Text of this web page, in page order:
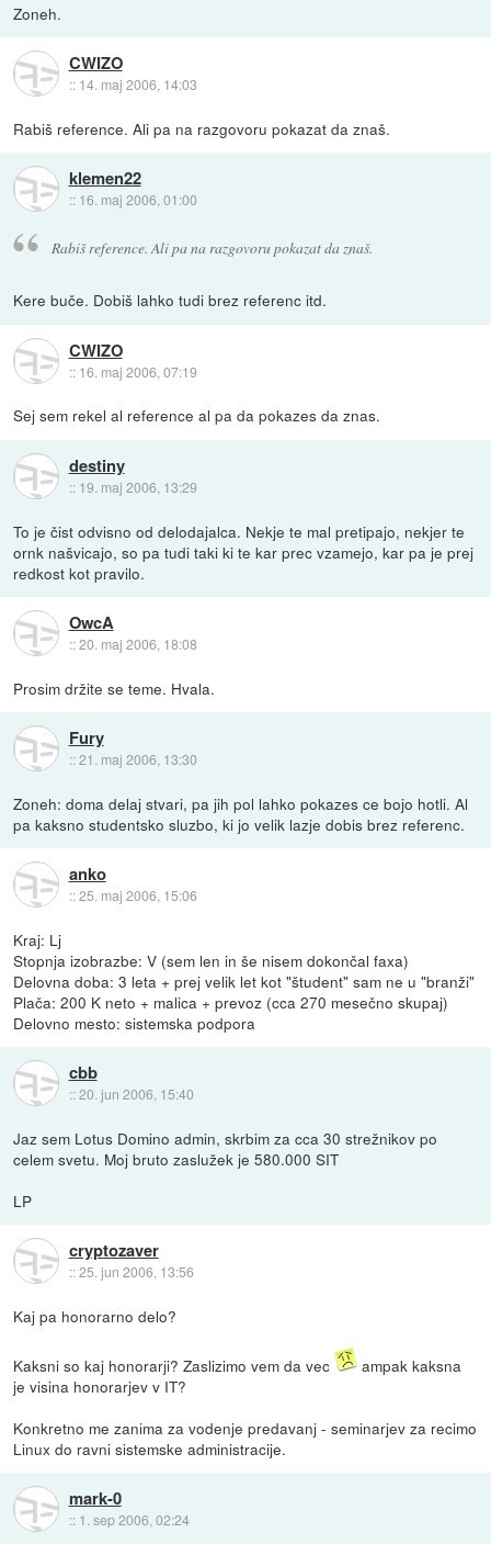
Zoneh.
CWIZO
:: 14. maj 2006, 14:03
Rabiš reference. Ali pa na razgovoru pokazat da znaš.
klemen22
:: 16. maj 2006, 01:00
Rabiš reference. Ali pa na razgovoru pokazat da znaš.
Kere buče. Dobiš lahko tudi brez referenc itd.
CWIZO
:: 16. maj 2006, 07:19
Sej sem rekel al reference al pa da pokazes da znas.
destiny
:: 19. maj 2006, 13:29
To je čist odvisno od delodajalca. Nekje te mal pretipajo, nekjer te
ornk našvicajo, so pa tudi taki ki te kar prec vzamejo, kar pa je prej
redkost kot pravilo.
OwcA
::20. maj 2006, 18:08
Prosim držite se teme. Hvala.
Fury
::21. maj 2006, 13:30
Zoneh: doma delaj stvari, pa jih pol lahko pokazes ce bojo hotli. Al
pa kaksno studentsko sluzbo, ki jo velik lazje dobis brez referenc.
anko
::25. maj 2006, 15:06
Kraj: Lj
Stopnja izobrazbe: V (sem len in še nisem dokončal faxa)
Delovna doba: 3 leta + prej velik let kot "študent" sam ne u "branži"
Plača: 200 K neto + malica + prevoz (cca 270 mesečno skupaj)
Delovno mesto: sistemska podpora
cbb
::20. jun 2006, 15:40
Jaz sem Lotus Domino admin, skrbim za cca 30 strežnikov po
celem svetu. Moj bruto zaslužek je 580.000 SIT
LP
cryptozaver
::25. jun 2006, 13:56
Kaj pa honorarno delo?
Kaksni so kaj honorarji? Zaslizimo vem da vec
ampak kaksna
je visina honorarjev v IT?
Konkretno me zanima za vodenje predavanj - seminarjev za recimo
Linux do ravni sistemske administracije.
mark-0
:: 1. sep 2006, 02:24